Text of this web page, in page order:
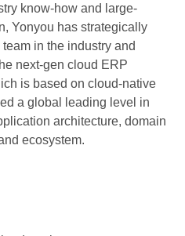
know-how and large-
Yonyou has strategically
in the industry and
next-gen cloud ERP
is based on cloud-native
a global leading level in
architecture, domain
ecosystem.